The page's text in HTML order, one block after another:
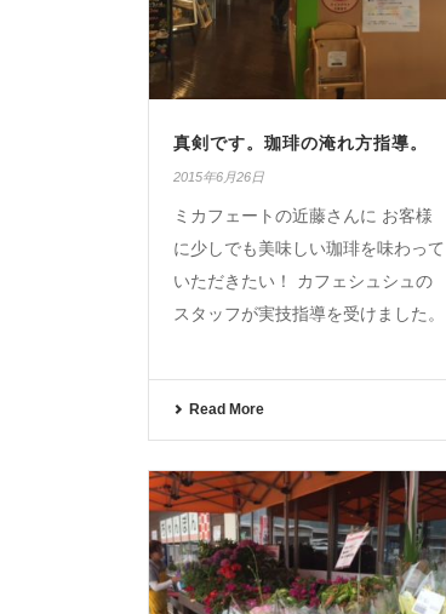
真剣です。珈琲の淹れ方指導。
2015年6月26日
ミカフェートの近藤さんに お客様
に少しでも美味しい珈琲を味わって
いただきたい！ カフェシュシュの
スタッフが実技指導を受けました。
Read More